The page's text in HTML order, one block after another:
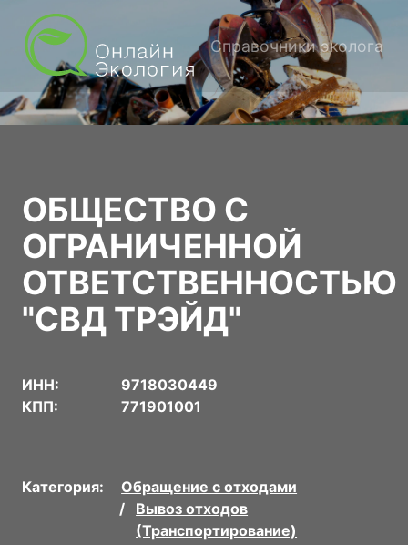
Справочники эколога
ОБЩЕСТВО С
ОГРАНИЧЕННОЙ
ОТВЕТСТВЕННОСТЬЮ
"СВД ТРЭЙД"
ИНН:
9718030449
КПП:
771901001
Категория:
Обращение с отходами
Вывоз отходов
(Транспортирование)